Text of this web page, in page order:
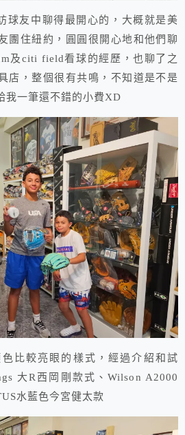
球友中聊得最開心的，大概就是美
團住紐約，圓圓很開心地和他們聊
及citi field看球的經歷，也聊了之
店，整個很有共鳴，不知道是不是
我一筆還不錯的小費XD
比較亮眼的樣式，經過介紹和試
大R西岡剛款式、Wilson A2000
水藍色今宮健太款